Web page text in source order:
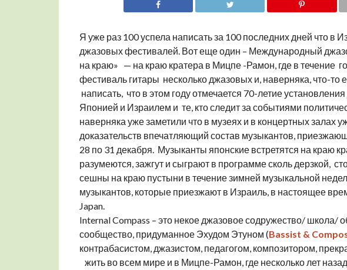
Я уже раз 100 успела написать за 100 последних дней что в
джазовых фестивалей. Вот еще один – Международный
на краю» — на краю кратера в Мицпе -Рамон, где в течение
фестиваль гитары несколько джазовых и, наверняка, что-
написать, что в этом году отмечается 70-летие
Японией и Израилем и те, кто следит за событиями
наверняка уже заметили что в музеях и в концертных залах
доказательств впечатляющий состав музыкантов,
28 по 31 декабря. Музыканты японские встретятся на краю
разумеются, зажгут и сыграют в программе сколь дерзкой,
сешны на краю пустыни в течение зимней музыкальной
музыкантов, которые приезжают в Израиль, в настоящее
Japan.
Internal Compass – это некое джазовое содружество/ школа/
сообщество, придуманное Эхудом Этуном (Bassist &
контрабасистом, джазистом, педагогом, композитором,
жить во всем мире и в Мицпе-Рамон, где несколько лет